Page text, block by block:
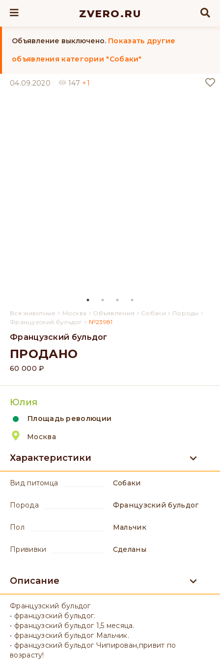
ZVERO.RU
Объявление выключено. Показать другие
объявления категории "Собаки"
04.09.2020 147 +1
Все животные › Москва › Объявления › Собаки › Породы ›
Французский бульдог › №23981
Французский бульдог
ПРОДАНО
60 000 ₽
Юлия
Площадь революции
Москва
Характеристики
вид питомца Собаки
порода Французский бульдог
пол мальчик
прививки сделаны
Описание
Французский бульдог
• французский бульдог.
• французский бульдог 1,5 месяца.
• французский бульдог Мальчик.
• французский бульдог Чипирован,привит по
возрасту!